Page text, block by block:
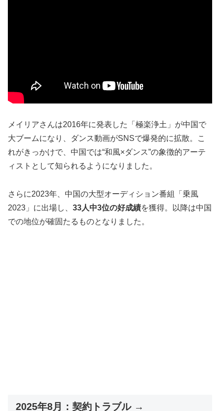
メイリアさんは2016年に発表した「極楽浄土」が中国で
大ブームになり、ダンス動画がSNSで爆発的に拡散。こ
れがきっかけで、中国では“和風×ダンス”の象徴的アーテ
ィストとして知られるようになりました。
さらに2023年、中国の大型オーディション番組「乗風
2023」に出場し、 33人中3位の好成績を獲得。以降は中国
での地位が確固たるものとなりました。
2025年8月：契約トラブル →